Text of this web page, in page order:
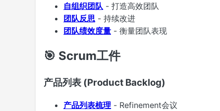
自组织团队 - 打造高效团队
团队反思 - 持续改进
团队绩效度量 - 衡量团队表现
🎯 Scrum工件
产品列表 (Product Backlog)
产品列表梳理 - Refinement会议